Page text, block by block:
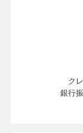
ク
銀行